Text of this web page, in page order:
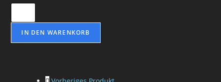
Nachtseite
der
Natur
IN DEN WARENKORB